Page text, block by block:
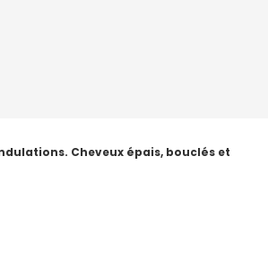
Cheveux épais, bouclés et